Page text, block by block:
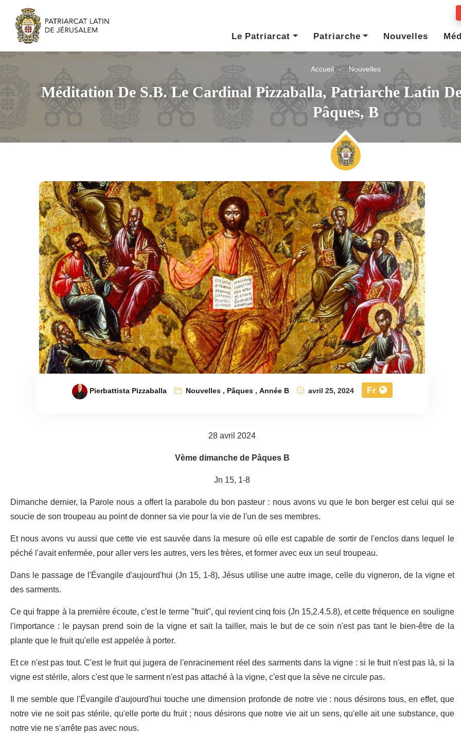
Le Patriarcat
Patriarche Nouvelles
Accueil Nouvelles
Méditation De S.B. Le Cardinal Pizzaballa, Patriarche Latin
Pâques, B
Pierbattista Pizzaballa Nouvelles, Pâques,Année B avril 25, 2024 Fr
28 avril 2024
Vème dimanche de Pâques B
Jn 15, 1-8
Dimanche dernier, la Parole nous a offert la parabole du bon pasteur : nous avons vu que le bon berger est celui qui se
soucie de son troupeau au point de donner sa vie pour la vie de l'un de ses membres.
Et nous avons vu aussi que cette vie est sauvée dans la mesure où elle est capable de sortir de l'enclos dans lequel le
péché l'avait enfermée, pour aller vers les autres, vers les frères, et former avec eux un seul troupeau.
Dans le passage de l'Évangile d'aujourd'hui (Jn 15, 1-8), Jésus utilise une autre image, celle du vigneron, de la vigne et
des sarments.
Ce qui frappe à la première écoute, c'est le terme "fruit", qui revient cinq fois (Jn 15,2.4.5.8), et cette fréquence en souligne
l'importance : le paysan prend soin de la vigne et sait la tailler, mais le but de ce soin n'est pas tant le bien-être de la
plante que le fruit qu'elle est appelée à porter.
Et ce n'est pas tout. C'est le fruit qui jugera de l'enracinement réel des sarments dans la vigne : si le fruit n'est pas là, si la
vigne est stérile, alors c'est que le sarment n'est pas attaché à la vigne, c'est que la sève ne circule pas.
Il me semble que l'Évangile d'aujourd'hui touche une dimension profonde de notre vie : nous désirons tous, en effet, que
notre vie ne soit pas stérile, qu'elle porte du fruit ; nous désirons que notre vie ait un sens, qu'elle ait une substance, que
notre vie ne s'arrête pas avec nous.